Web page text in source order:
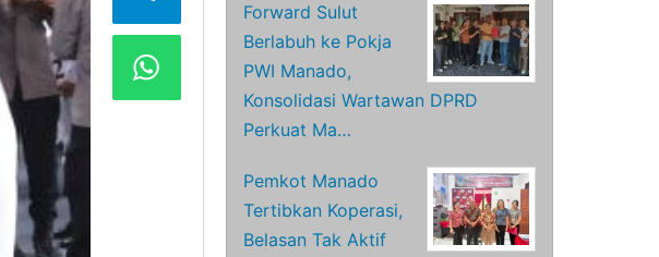
Forward Sulut
Berlabuh ke Pokja
PWI Manado,
Konsolidasi Wartawan DPRD
Perkuat Ma…
Pemkot Manado
Tertibkan Koperasi,
Belasan Tak Aktif